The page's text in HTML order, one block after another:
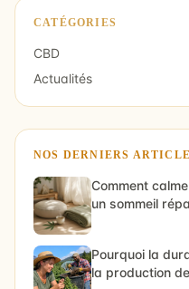
CATÉGORIES
CBD
Actualités
NOS DERNIERS
Comment
un sommeil
Pourquoi la
la production